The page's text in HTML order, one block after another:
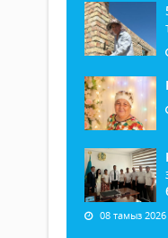
08 тамыз 2026